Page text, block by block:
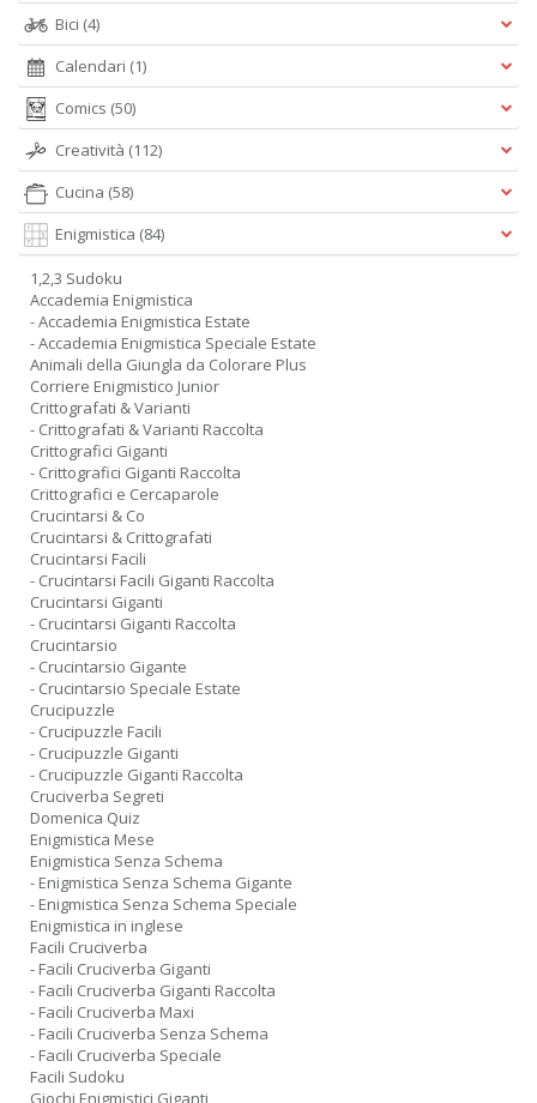
Bici (4)
Calendari (1)
Comics (50)
Creatività (112)
Cucina (58)
Enigmistica (84)
1,2,3 Sudoku
Accademia Enigmistica
- Accademia Enigmistica Estate
- Accademia Enigmistica Speciale Estate
Animali della Giungla da Colorare Plus
Corriere Enigmistico Junior
Crittografati & Varianti
- Crittografati & Varianti Raccolta
Crittografici Giganti
- Crittografici Giganti Raccolta
Crittografici e Cercaparole
Crucintarsi & Co
Crucintarsi & Crittografati
Crucintarsi Facili
- Crucintarsi Facili Giganti Raccolta
Crucintarsi Giganti
- Crucintarsi Giganti Raccolta
Crucintarsio
- Crucintarsio Gigante
- Crucintarsio Speciale Estate
Crucipuzzle
- Crucipuzzle Facili
- Crucipuzzle Giganti
- Crucipuzzle Giganti Raccolta
Cruciverba Segreti
Domenica Quiz
Enigmistica Mese
Enigmistica Senza Schema
- Enigmistica Senza Schema Gigante
- Enigmistica Senza Schema Speciale
Enigmistica in inglese
Facili Cruciverba
- Facili Cruciverba Giganti
- Facili Cruciverba Giganti Raccolta
- Facili Cruciverba Maxi
- Facili Cruciverba Senza Schema
- Facili Cruciverba Speciale
Facili Sudoku
Giochi Enigmistici Giganti